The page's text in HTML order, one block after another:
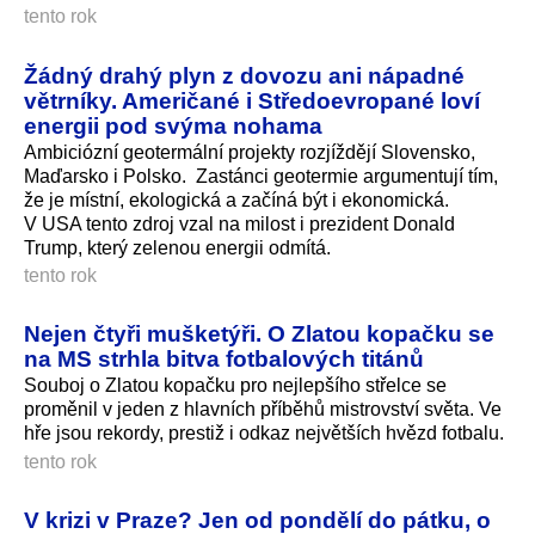
tento rok
Žádný drahý plyn z dovozu ani nápadné
větrníky. Američané i Středoevropané loví
energii pod svýma nohama
Ambiciózní geotermální projekty rozjíždějí Slovensko,
Maďarsko i Polsko. Zastánci geotermie argumentují tím,
že je místní, ekologická a začíná být i ekonomická.
V USA tento zdroj vzal na milost i prezident Donald
Trump, který zelenou energii odmítá.
tento rok
Nejen čtyři mušketýři. O Zlatou kopačku se
na MS strhla bitva fotbalových titánů
Souboj o Zlatou kopačku pro nejlepšího střelce se
proměnil v jeden z hlavních příběhů mistrovství světa. Ve
hře jsou rekordy, prestiž i odkaz největších hvězd fotbalu.
tento rok
V krizi v Praze? Jen od pondělí do pátku, o